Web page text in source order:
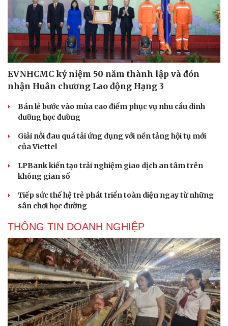
EVNHCMC kỷ niệm 50 năm thành lập và đón
nhận Huân chương Lao động Hạng 3
Bán lẻ bước vào mùa cao điểm phục vụ nhu cầu dinh
dưỡng học đường
Giải nỗi đau quá tải ứng dụng với nền tảng hội tụ mới
của Viettel
LPBank kiến tạo trải nghiệm giao dịch an tâm trên
không gian số
Tiếp sức thế hệ trẻ phát triển toàn diện ngay từ những
sân chơi học đường
THÔNG TIN DOANH NGHIỆP